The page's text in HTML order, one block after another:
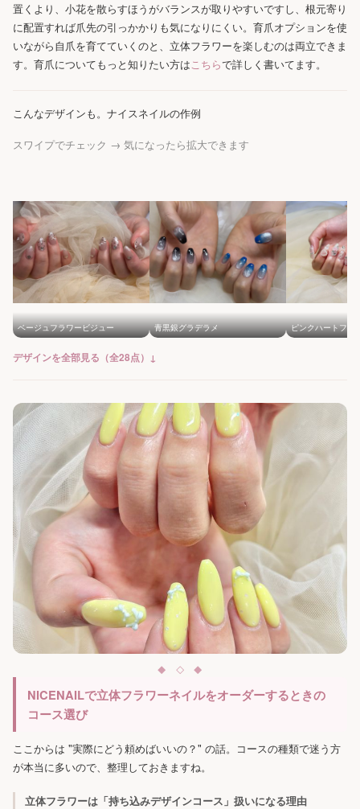
置くより、小花を散らすほうがバランスが取りやすいですし、根元寄り
に配置すれば爪先の引っかかりも気になりにくい。育爪オプションを使
いながら自爪を育てていくのと、立体フラワーを楽しむのは両立できま
す。育爪についてもっと知りたい方は こちらで詳しく書いてます。
こんなデザインも。ナイスネイルの作例
スワイプでチェック → 気になったら拡大できます
ベージュフラワービジュー 青黒銀グラデラメ ピンクハートフラ
デザインを全部見る（全28点）↓
NICENAILで立体フラワーネイルをオーダーするときの
コース選び
ここからは "実際にどう頼めばいいの？" の話。コースの種類で迷う方
が本当に多いので、整理しておきますね。
立体フラワーは「持ち込みデザインコース」扱いになる理由